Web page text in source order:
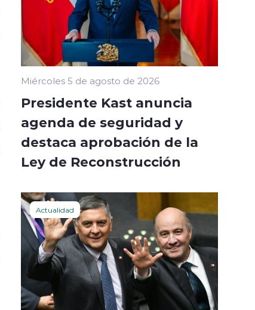
Miércoles 5 de agosto de 2026
Presidente Kast anuncia
agenda de seguridad y
destaca aprobación de la
Ley de Reconstrucción
Actualidad